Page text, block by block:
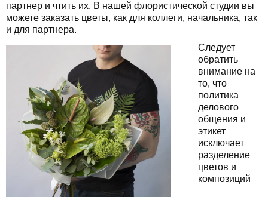
партнер и чтить их. В нашей флористической студии вы
можете заказать цветы, как для коллеги, начальника, так
и для партнера.
Следует
обратить
внимание на
то, что
политика
делового
общения и
этикет
исключает
разделение
цветов и
композиций